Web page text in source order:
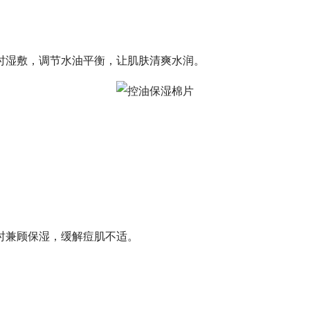
敷，调节水油平衡，让肌肤清爽水润。
顾保湿，缓解痘肌不适。